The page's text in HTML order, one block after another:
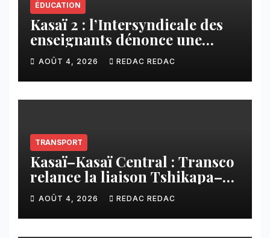
ÉDUCATION
Kasaï 2 : l’Intersyndicale des
enseignants dénonce une
contribution financière
imposée aux écoles de la
CNCA
AOÛT 4, 2026 REDAC REDAC
TRANSPORT
Kasaï–Kasaï Central : Transco
relance la liaison Tshikapa–
Tshiamu pour faciliter les
échanges
AOÛT 4, 2026 REDAC REDAC